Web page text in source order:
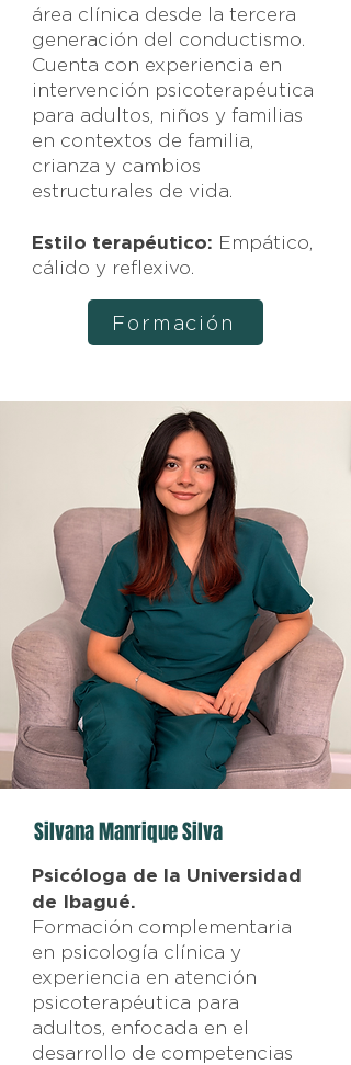
área clínica desde la tercera
generación del conductismo.
Cuenta con experiencia en
intervención psicoterapéutica
para adultos, niños y familias
en contextos de familia,
crianza y cambios
estructurales de vida.
Estilo terapéutico: Empático,
cálido y reflexivo.
Formación
Silvana Manrique Silva
Psicóloga de la Universidad
de Ibagué.
Formación complementaria
en psicología clínica y
experiencia en atención
psicoterapéutica para
adultos, enfocada en el
desarrollo de competencias